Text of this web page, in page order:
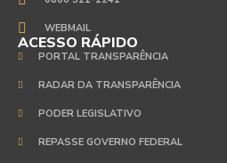
WEBMAIL
ACESSO RÁPIDO
PORTAL TRANSPARÊNCIA
RADAR DA TRANSPARÊNCIA
PODER LEGISLATIVO
REPASSE GOVERNO FEDERAL